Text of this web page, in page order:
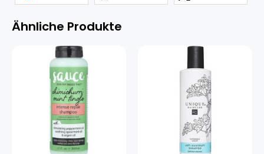
Ähnliche Produkte